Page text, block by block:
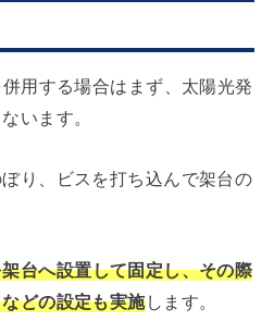
用する場合はまず、太陽光発
います。
り、ビスを打ち込んで架台の
台へ設置して固定し、その際
どの設定も実施します。